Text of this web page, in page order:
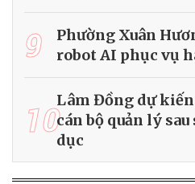
9
Phường Xuân
robot AI phục vụ
10Lâm Đồng dự
cán bộ quản lý
dục